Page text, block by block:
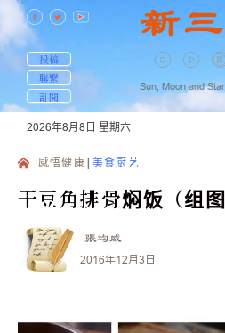
投稿
聯繫
訂閱
Sun, Moon and
2026年8月8日 星期六
感悟健康 美食厨艺
干豆角排骨焖饭（组图
張均威
2016年12月3日